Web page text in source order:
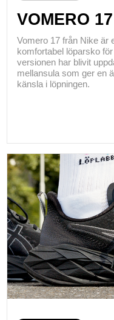
VOMERO 17
Vomero 17 från Nike är
komfortabel löparsko
versionen har blivit
mellansula som ger en
känsla i löpningen.